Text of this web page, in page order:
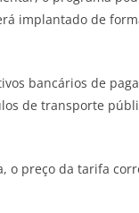
implantado de
bancários de
de transporte
o preço da tarifa